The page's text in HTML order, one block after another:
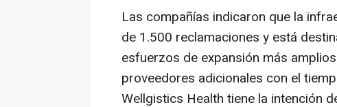
Las compañías indicaron que la
de 1.500 reclamaciones y está
esfuerzos de expansión más
proveedores adicionales con el
Wellgistics Health tiene la intención